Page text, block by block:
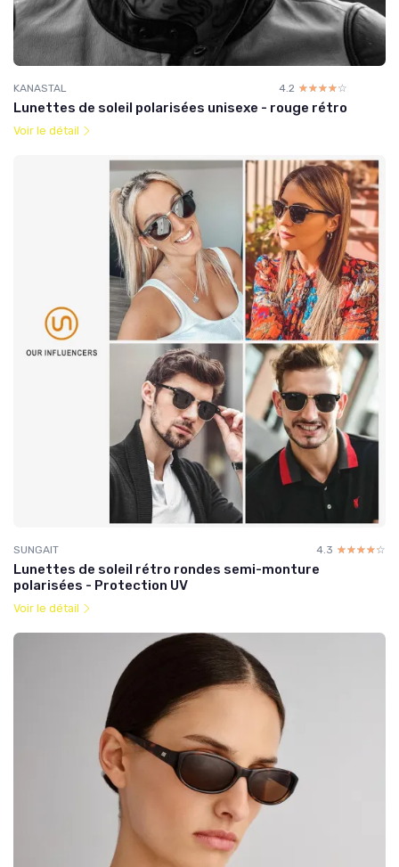
KANASTAL 4.2 ☆☆☆☆☆
★★★★★
Lunettes de soleil polarisées unisexe - rouge rétro
Voir le détail
SUNGAIT 4.3 ☆☆☆☆☆
★★★★★
Lunettes de soleil rétro rondes semi-monture
polarisées - Protection UV
Voir le détail